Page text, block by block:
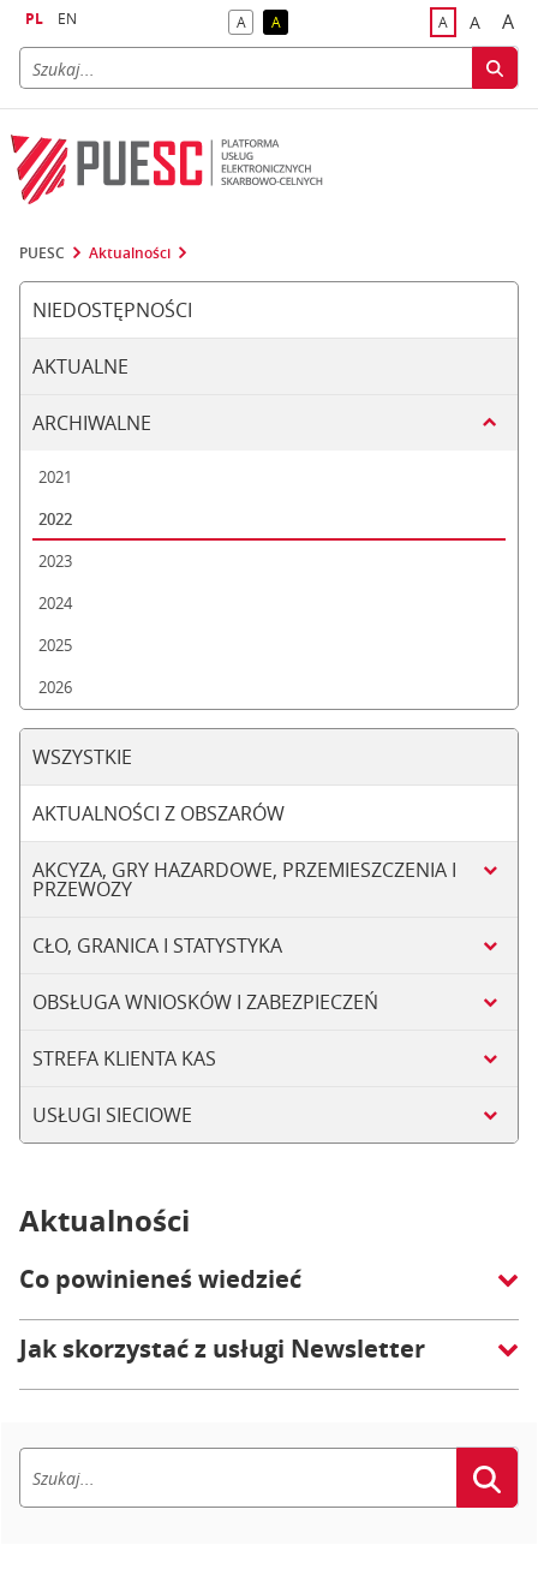
PL EN Akontrast domyślny
Akontrast żółty tekst na czarnym tle
Adomyślna
A A
PUESC Aktualności
NIEDOSTĘPNOŚCI
AKTUALNE
ARCHIWALNE
2021
2022
2023
2024
2025
2026
WSZYSTKIE
AKTUALNOŚCI Z OBSZARÓW
AKCYZA, GRY HAZARDOWE, PRZEMIESZCZENIA I
PRZEWOZY
CŁO, GRANICA I STATYSTYKA
OBSŁUGA WNIOSKÓW I ZABEZPIECZEŃ
STREFA KLIENTA KAS
USŁUGI SIECIOWE
Aktualności
Co powinieneś wiedzieć
Jak skorzystać z usługi Newsletter